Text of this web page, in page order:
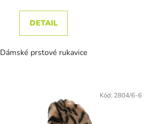
DETAIL
Dámské prstové rukavice
Kód: 2804/6-6